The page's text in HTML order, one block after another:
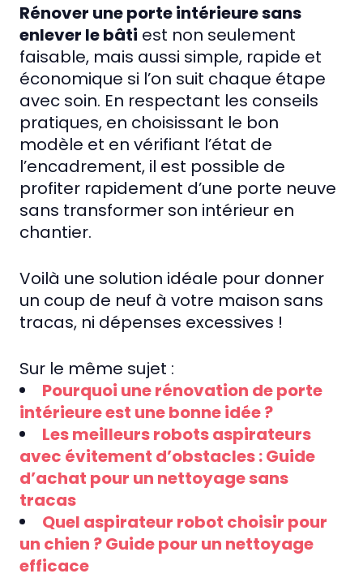
Rénover une porte intérieure sans
enlever le bâti est non seulement
faisable, mais aussi simple, rapide et
économique si l’on suit chaque étape
avec soin. En respectant les conseils
pratiques, en choisissant le bon
modèle et en vérifiant l’état de
l’encadrement, il est possible de
profiter rapidement d’une porte neuve
sans transformer son intérieur en
chantier.
Voilà une solution idéale pour donner
un coup de neuf à votre maison sans
tracas, ni dépenses excessives !
Sur le même sujet :
Pourquoi une rénovation de porte
intérieure est une bonne idée ?
Les meilleurs robots aspirateurs
avec évitement d’obstacles : Guide
d’achat pour un nettoyage sans
tracas
Quel aspirateur robot choisir pour
un chien ? Guide pour un nettoyage
efficace